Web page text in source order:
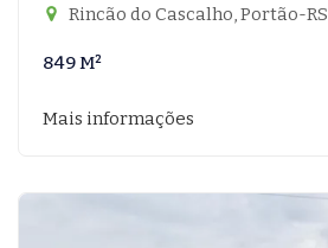
Rincão do Cascalho, Portão-RS
849 M²
Mais informações